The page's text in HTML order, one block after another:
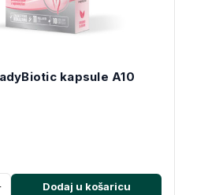
kapsule A10
Dodaj u košaricu